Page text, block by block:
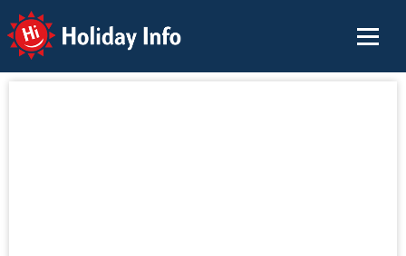
Holiday Info